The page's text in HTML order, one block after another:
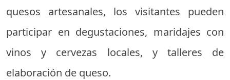
quesos artesanales, los visitantes pueden
participar en degustaciones, maridajes con
vinos y cervezas locales, y talleres de
elaboración de queso.